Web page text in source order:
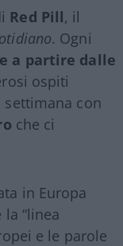
Red Pill, il
. Ogni
a partire dalle
ospiti
con
che ci
in Europa
“linea
e le parole